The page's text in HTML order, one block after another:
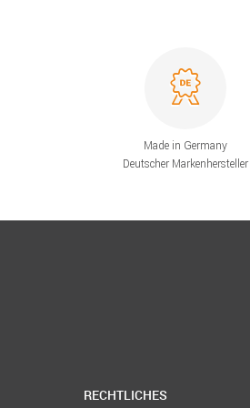
Made in Germany
Deutscher Markenhersteller
RECHTLICHES